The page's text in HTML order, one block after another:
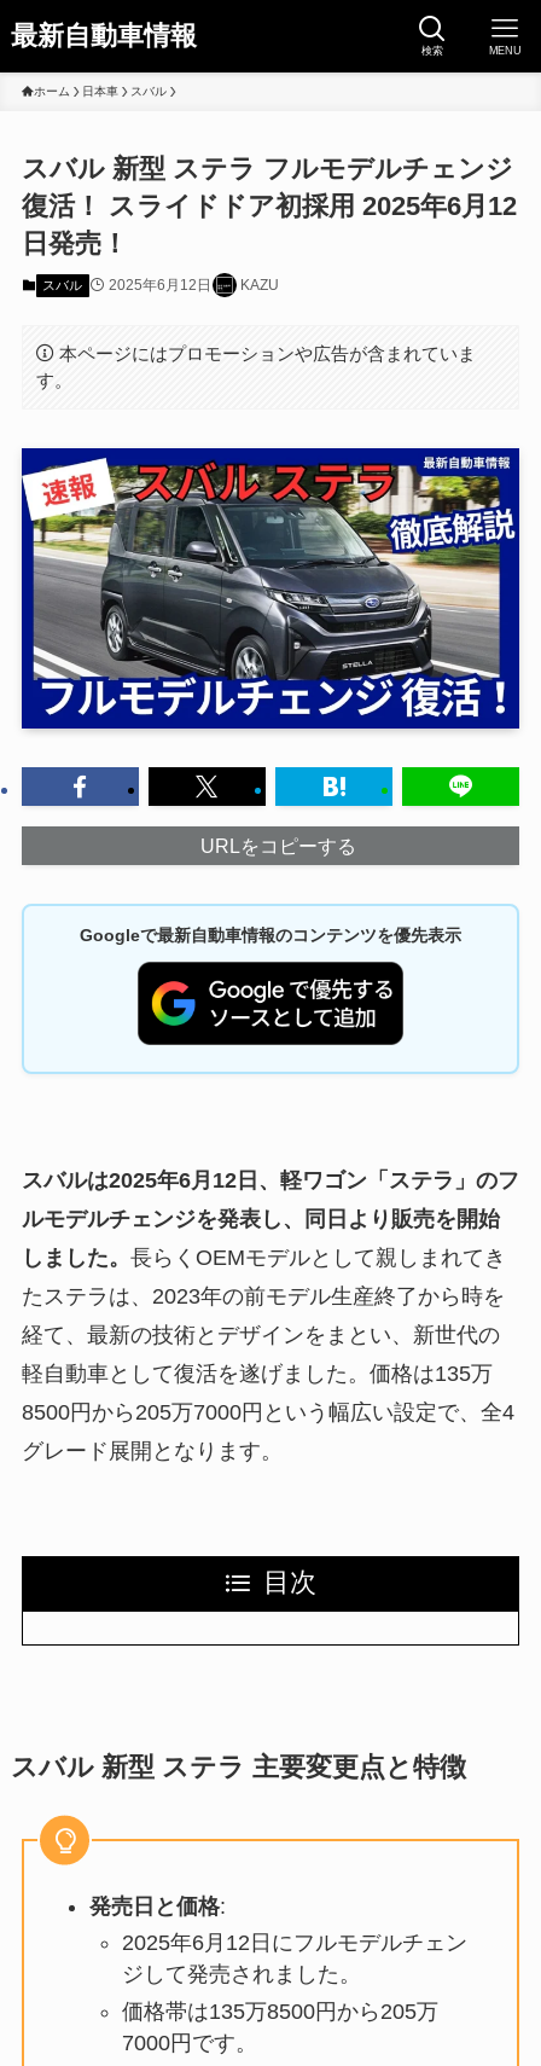
最新自動車情報 検索 MENU
ホーム 日本車 スバル
スバル 新型 ステラ フルモデルチェンジ
復活！ スライドドア初採用 2025年6月12
日発売！
スバル 2025年6月12日 KAZU
本ページにはプロモーションや広告が含まれていま
す。
URLをコピーする
Googleで最新自動車情報のコンテンツを優先表示
スバルは2025年6月12日、軽ワゴン「ステラ」のフ
ルモデルチェンジを発表し、同日より販売を開始
しました。 長らくOEMモデルとして親しまれてき
たステラは、2023年の前モデル生産終了から時を
経て、最新の技術とデザインをまとい、新世代の
軽自動車として復活を遂げました。価格は135万
8500円から205万7000円という幅広い設定で、全4
グレード展開となります。
目次
スバル 新型 ステラ 主要変更点と特徴
発売日と価格:
2025年6月12日にフルモデルチェン
ジして発売されました。
価格帯は135万8500円から205万
7000円です。